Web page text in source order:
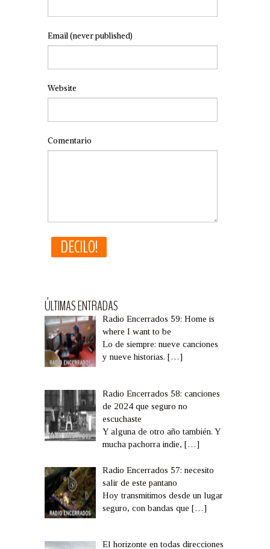
Email(never published)
Website
Comentario
ÚLTIMAS ENTRADAS
Radio Encerrados 59: Home is
where I want to be
Lo de siempre: nueve canciones
y nueve historias.[…]
Radio Encerrados 58: canciones
de 2024 que seguro no
escuchaste
Y alguna de otro año también. Y
mucha pachorra indie,[…]
Radio Encerrados 57: necesito
salir de este pantano
Hoy transmitimos desde un lugar
seguro, con bandas que[…]
El horizonte en todas direcciones